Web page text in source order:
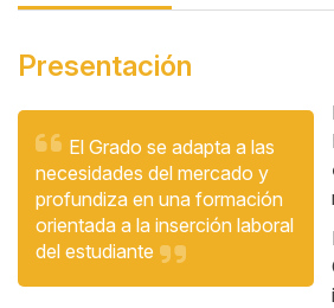
Presentación
Cita El Grado se adapta a las
necesidades del mercado y
profundiza en una formación
orientada a la inserción laboral
del estudiante
Cuerpo